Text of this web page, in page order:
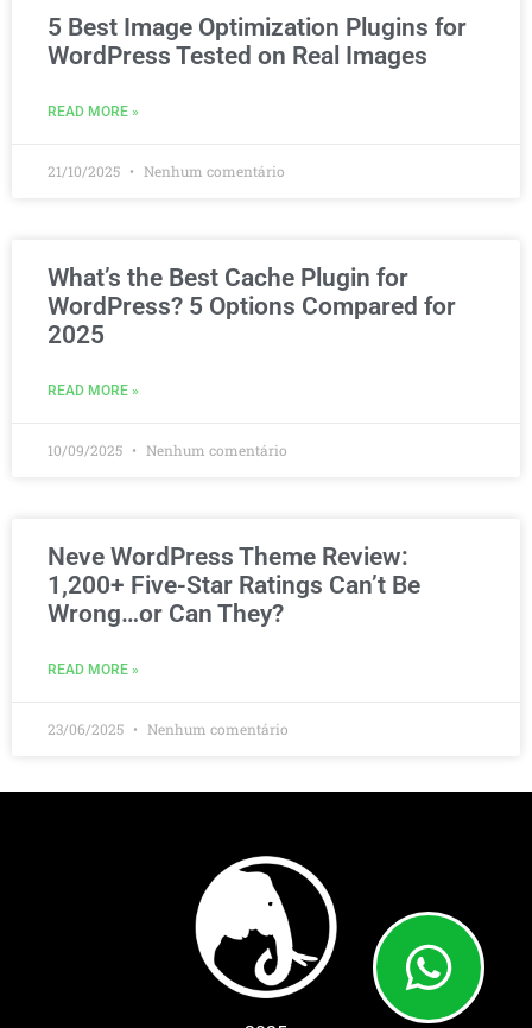
5 Best Image Optimization Plugins for
WordPress Tested on Real Images
READ MORE »
21/10/2025 Nenhum comentário
What’s the Best Cache Plugin for
WordPress? 5 Options Compared for
2025
READ MORE »
10/09/2025 Nenhum comentário
Neve WordPress Theme Review:
1,200+ Five-Star Ratings Can’t Be
Wrong…or Can They?
READ MORE »
23/06/2025 Nenhum comentário